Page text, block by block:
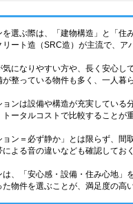
を選ぶ際は、「建物構造」と「住
ート造（SRC造）が主流で、ア
気になりやすい方や、長く安心し
が整っている物件も多く、一人暮
ョンは設備や構造が充実している
ータルコストで比較することが
ョン＝必ず静か」とは限らず、間
よる音の違いなども確認してお
は、「安心感・設備・住み心地」
た物件を選ぶことが、満足度の高